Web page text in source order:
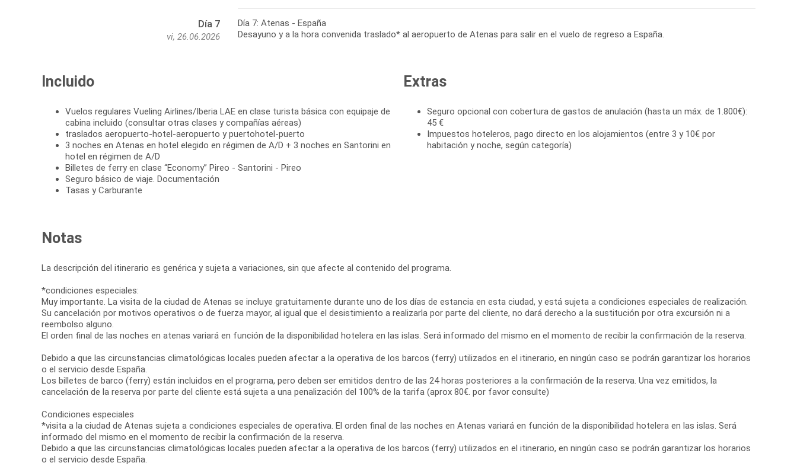
Día 7
vi, 26.06.2026
Día 7: Atenas - España
Incluido
Vuelos regulares Vueling Airlines/Iberia LAE en clase turista básica con equipaje de
cabina incluido (consultar otras clases y compañías aéreas)
traslados aeropuerto-hotel-aeropuerto y puertohotel-puerto
3 noches en Atenas en hotel elegido en régimen de A/D + 3 noches en Santorini en
hotel en régimen de A/D
Billetes de ferry en clase “Economy” Pireo - Santorini - Pireo
Seguro básico de viaje. Documentación
Tasas y Carburante
Extras
Seguro opcional con cobertura de gastos de anulación (hasta un máx. de 1.800€):
45 €
Impuestos hoteleros, pago directo en los alojamientos (entre 3 y 10€ por
habitación y noche, según categoría)
Notas
La descripción del itinerario es genérica y sujeta a variaciones, sin que afecte al contenido del programa.
*condiciones especiales:
Muy importante. La visita de la ciudad de Atenas se incluye gratuitamente durante uno de los días de estancia en esta ciudad, y está sujeta a condiciones especiales de realización.
Su cancelación por motivos operativos o de fuerza mayor, al igual que el desistimiento a realizarla por parte del cliente, no dará derecho a la sustitución por otra excursión ni a
reembolso alguno.
El orden final de las noches en atenas variará en función de la disponibilidad hotelera en las islas. Será informado del mismo en el momento de recibir la confirmación de la reserva.
Debido a que las circunstancias climatológicas locales pueden afectar a la operativa de los barcos (ferry) utilizados en el itinerario, en ningún caso se podrán garantizar los horarios
o el servicio desde España.
Los billetes de barco (ferry) están incluidos en el programa, pero deben ser emitidos dentro de las 24 horas posteriores a la confirmación de la reserva. Una vez emitidos, la
cancelación de la reserva por parte del cliente está sujeta a una penalización del 100% de la tarifa (aprox 80€. por favor consulte)
Condiciones especiales
*visita a la ciudad de Atenas sujeta a condiciones especiales de operativa. El orden final de las noches en Atenas variará en función de la disponibilidad hotelera en las islas. Será
informado del mismo en el momento de recibir la confirmación de la reserva.
Debido a que las circunstancias climatológicas locales pueden afectar a la operativa de los barcos (ferry) utilizados en el itinerario, en ningún caso se podrán garantizar los horarios
o el servicio desde España.